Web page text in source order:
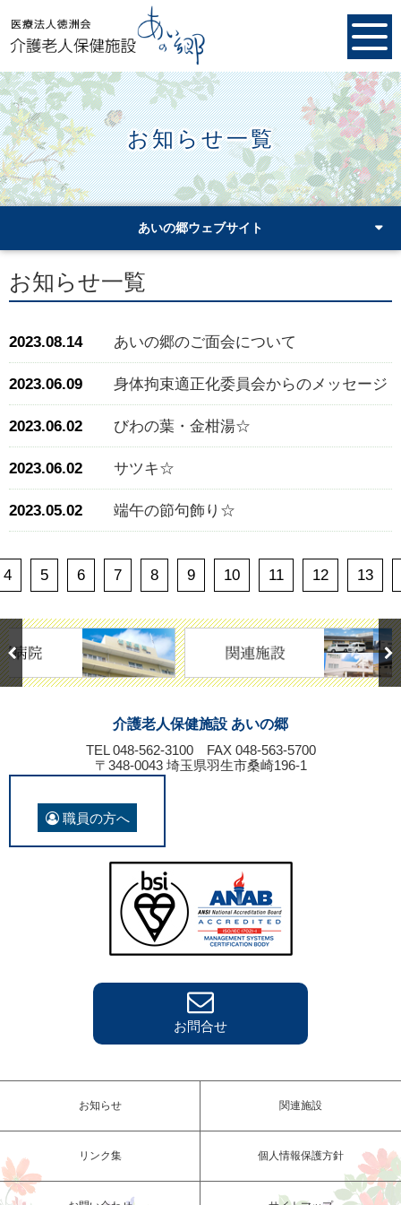
お知らせ一覧
お知らせ一覧
2023.08.14 あいの郷のご面会について
2023.06.09 身体拘束適正化委員会からのメッセージ
2023.06.02 びわの葉・金柑湯☆
2023.06.02 サツキ☆
2023.05.02 端午の節句飾り☆
4 5 6 7 8 9 10 11 12 13
あいの郷ウェブサイト
介護老人保健施設 あいの郷
TEL 048-562-3100 FAX 048-563-5700
〒348-0043 埼玉県羽生市桑崎196-1
職員の方へ
お問合せ
お知らせ 関連施設
リンク集 個人情報保護方針